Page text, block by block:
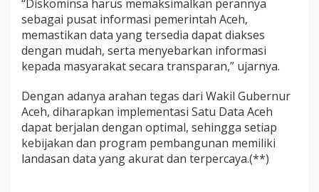
“Diskominsa harus memaksimalkan perannya
sebagai pusat informasi pemerintah Aceh,
memastikan data yang tersedia dapat diakses
dengan mudah, serta menyebarkan informasi
kepada masyarakat secara transparan,” ujarnya.
Dengan adanya arahan tegas dari Wakil Gubernur
Aceh, diharapkan implementasi Satu Data Aceh
dapat berjalan dengan optimal, sehingga setiap
kebijakan dan program pembangunan memiliki
landasan data yang akurat dan terpercaya.(**)